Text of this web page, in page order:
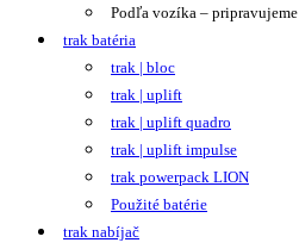
Podľa vozíka – pripravujeme
trak batéria
trak | bloc
trak | uplift
trak | uplift quadro
trak | uplift impulse
trak powerpack LION
Použité batérie
trak nabíjač